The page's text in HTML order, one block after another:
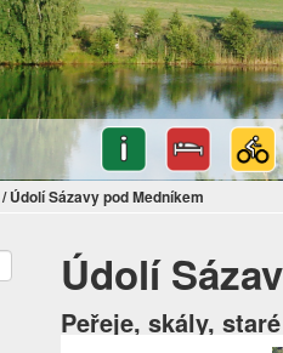
/ Údolí Sázavy pod Medníkem
Údolí
Peřeje, skály,